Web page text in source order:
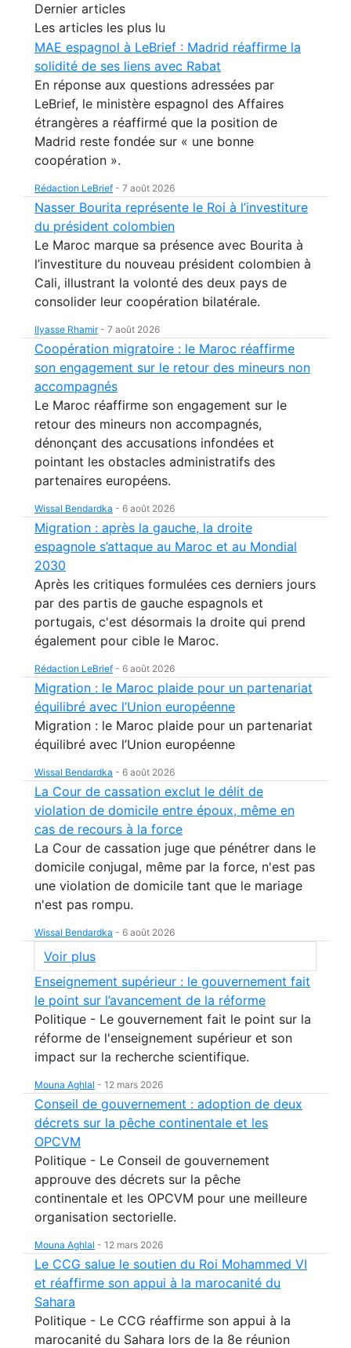
Dernier articles
Les articles les plus lu
MAE espagnol à LeBrief : Madrid réaffirme la
solidité de ses liens avec Rabat
En réponse aux questions adressées par
LeBrief, le ministère espagnol des Affaires
étrangères a réaffirmé que la position de
Madrid reste fondée sur « une bonne
coopération ».
Rédaction LeBrief - 7 août 2026
Nasser Bourita représente le Roi à l’investiture
du président colombien
Le Maroc marque sa présence avec Bourita à
l’investiture du nouveau président colombien à
Cali, illustrant la volonté des deux pays de
consolider leur coopération bilatérale.
Ilyasse Rhamir- 7 août 2026
Coopération migratoire : le Maroc réaffirme
son engagement sur le retour des mineurs non
accompagnés
Le Maroc réaffirme son engagement sur le
retour des mineurs non accompagnés,
dénonçant des accusations infondées et
pointant les obstacles administratifs des
partenaires européens.
Wissal Bendardka - 6 août 2026
Migration : après la gauche, la droite
espagnole s’attaque au Maroc et au Mondial
2030
Après les critiques formulées ces derniers jours
par des partis de gauche espagnols et
portugais, c'est désormais la droite qui prend
également pour cible le Maroc.
Rédaction LeBrief - 6 août 2026
Migration : le Maroc plaide pour un partenariat
équilibré avec l’Union européenne
Migration : le Maroc plaide pour un partenariat
équilibré avec l’Union européenne
Wissal Bendardka - 6 août 2026
La Cour de cassation exclut le délit de
violation de domicile entre époux, même en
cas de recours à la force
La Cour de cassation juge que pénétrer dans le
domicile conjugal, même par la force, n'est pas
une violation de domicile tant que le mariage
n'est pas rompu.
Wissal Bendardka - 6 août 2026
Voir plus
Enseignement supérieur : le gouvernement fait
le point sur l’avancement de la réforme
Politique - Le gouvernement fait le point sur la
réforme de l'enseignement supérieur et son
impact sur la recherche scientifique.
Mouna Aghlal - 12 mars 2026
Conseil de gouvernement : adoption de deux
décrets sur la pêche continentale et les
OPCVM
Politique - Le Conseil de gouvernement
approuve des décrets sur la pêche
continentale et les OPCVM pour une meilleure
organisation sectorielle.
Mouna Aghlal - 12 mars 2026
Le CCG salue le soutien du Roi Mohammed VI
et réaffirme son appui à la marocanité du
Sahara
Politique - Le CCG réaffirme son appui à la
marocanité du Sahara lors de la 8e réunion